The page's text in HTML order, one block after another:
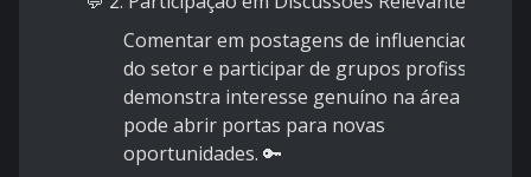
Comentar em postagens de influenciadores
do setor e participar de grupos profissionais
demonstra interesse genuíno na área e
pode abrir portas para novas
oportunidades. 🔑